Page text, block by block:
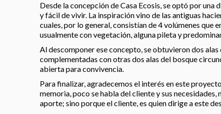
Desde la concepción de Casa Ecosis, se optó por una
y fácil de vivir. La inspiración vino de las antiguas
cuales, por lo general, consistían de 4 volúmenes que
usualmente con vegetación, alguna pileta y
Al descomponer ese concepto, se obtuvieron dos alas
complementadas con otras dos alas del bosque
abierta para convivencia.
Para finalizar, agradecemos el interés en este
memoria, poco se habla del cliente y sus necesidades,
aporte; sino porque el cliente, es quien dirige a este